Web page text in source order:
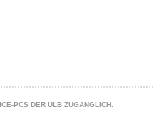
PCS DER ULB ZUGÄNGLICH.